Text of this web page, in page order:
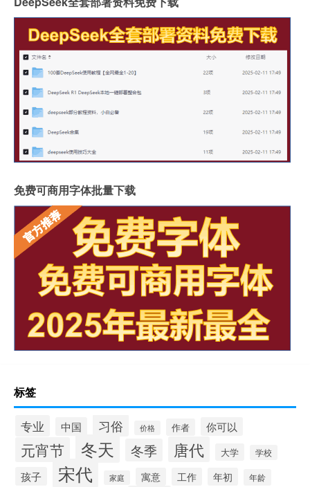
免费可商用字体批量下载
标签
专业 中国 习俗 价格 作者 你可以
元宵节 冬天 冬季 唐代 大学 学校
孩子 宋代 家庭 寓意 工作 年初 年龄